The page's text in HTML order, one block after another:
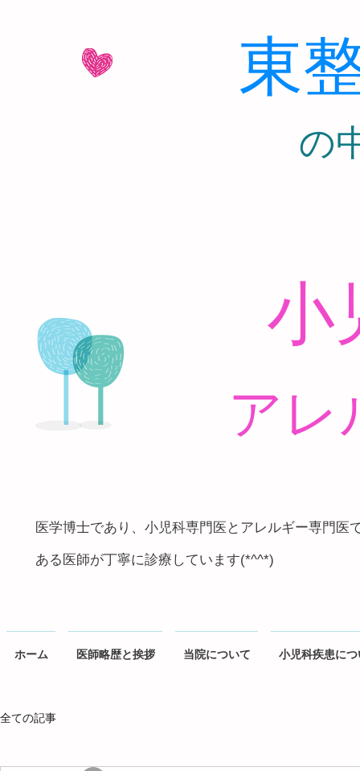
東
の
小
アレ
医学博士であり、小児科専門医とアレルギー専門医
ある医師が丁寧に診療しています(*^^*)
ホーム 医師略歴と挨拶 当院について 小児科疾患につ
全ての記事